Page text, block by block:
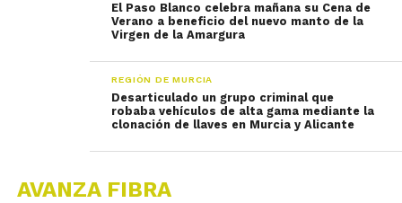
El Paso Blanco celebra mañana su Cena de
Verano a beneficio del nuevo manto de la
Virgen de la Amargura
REGIÓN DE MURCIA
Desarticulado un grupo criminal que
robaba vehículos de alta gama mediante la
clonación de llaves en Murcia y Alicante
AVANZA FIBRA